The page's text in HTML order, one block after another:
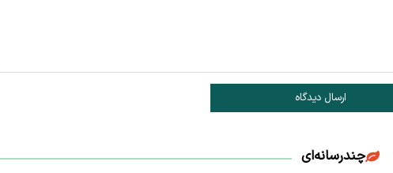
ارسال دیدگاه
چندرسانه‌ای